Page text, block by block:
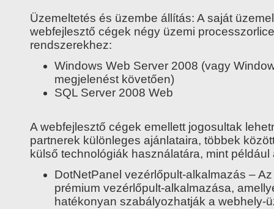
Üzemeltetés és üzembe állítás: A saját
webfejlesztő cégek négy üzemi
rendszerekhez:
Windows Web Server 2008 (vagy
megjelenést követően)
SQL Server 2008 Web
A webfejlesztő cégek emellett jogosultak
partnerek különleges ajánlataira, többek
külső technológiák használatára, mint
DotNetPanel vezérlőpult-alkalmazás –
prémium vezérlőpult-alkalmazása,
hatékonyan szabályozhatják a webhely-